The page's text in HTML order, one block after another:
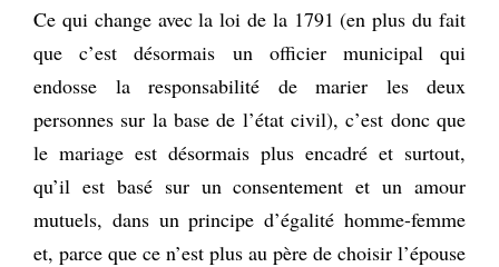
Ce qui change avec la loi de la 1791 (en plus du fait
que c’est désormais un officier municipal qui
endosse la responsabilité de marier les deux
personnes sur la base de l’état civil), c’est donc que
le mariage est désormais plus encadré et surtout,
qu’il est basé sur un consentement et un amour
mutuels, dans un principe d’égalité homme-femme
et, parce que ce n’est plus au père de choisir l’épouse